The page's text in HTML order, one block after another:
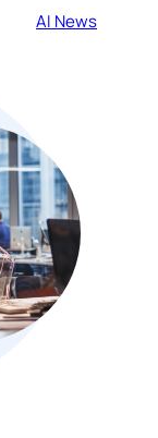
AI News